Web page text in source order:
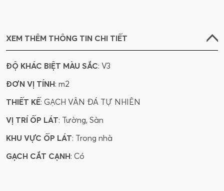
XEM THÊM THÔNG TIN CHI TIẾT
ĐỘ KHÁC BIỆT MÀU SẮC: V3
ĐƠN VỊ TÍNH: m2
THIẾT KẾ: GẠCH VÂN ĐÁ TỰ NHIÊN
VỊ TRÍ ỐP LÁT: Tường, Sàn
KHU VỰC ỐP LÁT: Trong nhà
GẠCH CẮT CẠNH: Có